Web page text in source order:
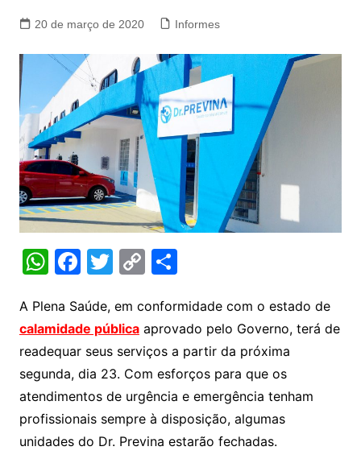
20 de março de 2020 Informes
W
at
s
A
p
p
F
c
e
b
o
o
k
T
itt
er
C
p
y
Li
n
k
S
ar
e
A Plena Saúde, em conformidade com o estado de
calamidade públicaaprovado pelo Governo, terá de
readequar seus serviços a partir da próxima
segunda, dia 23. Com esforços para que os
atendimentos de urgência e emergência tenham
profissionais sempre à disposição, algumas
unidades do Dr. Previna estarão fechadas.